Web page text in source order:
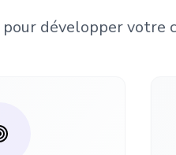
développer votre